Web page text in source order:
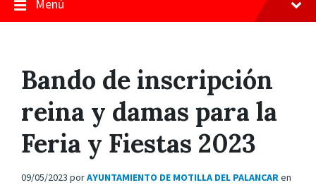
Menú
Bando de inscripción
reina y damas para la
Feria y Fiestas 2023
09/05/2023 porAYUNTAMIENTO DE MOTILLA DEL PALANCARen